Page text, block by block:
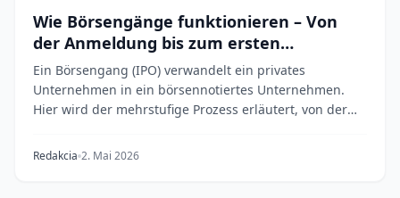
Wie Börsengänge funktionieren – Von
der Anmeldung bis zum ersten
Handelstag
Ein Börsengang (IPO) verwandelt ein privates
Unternehmen in ein börsennotiertes Unternehmen.
Hier wird der mehrstufige Prozess erläutert, von der
Redakcia 2. Mai 2026